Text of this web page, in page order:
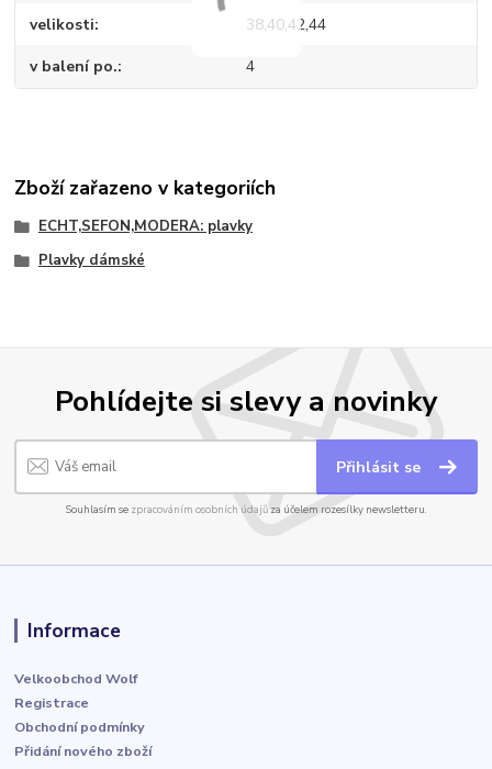
velikosti 38,40,42,44
v balení po. 4
Zboží zařazeno v kategoriích
ECHT,SEFON,MODERA: plavky
Plavky dámské
Pohlídejte si slevy a novinky
Přihlásit se
Souhlasím se zpracováním osobních údajůza účelem rozesílky newsletteru.
Informace
Velkoobchod Wolf
Registrace
Obchodní podmínky
Přidání nového zboží